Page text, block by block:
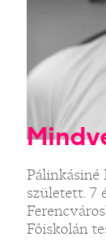
Pálinkásiné
született. 7
Főiskolán